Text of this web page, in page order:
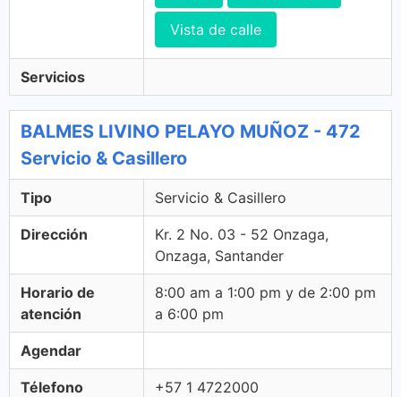
Vista de calle
Servicios
BALMES LIVINO PELAYO MUÑOZ - 472
Servicio & Casillero
Tipo Servicio & Casillero
Dirección
Kr. 2 No. 03 - 52 Onzaga,
Onzaga, Santander
Horario de
atención
8:00 am a 1:00 pm y de 2:00 pm
a 6:00 pm
Agendar
Télefono +57 1 4722000